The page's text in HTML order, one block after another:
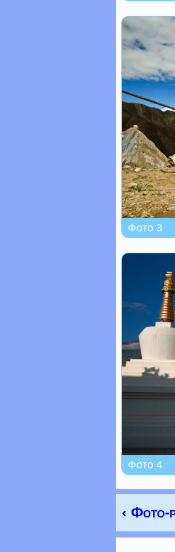
Фото 3
Фото 4
‹ Фото-